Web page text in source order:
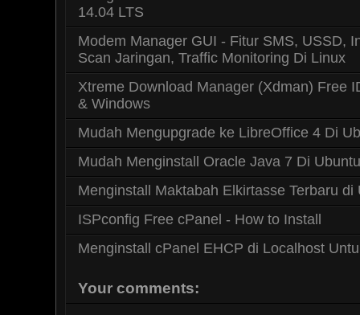
14.04 LTS
Modem Manager GUI - Fitur SMS, USSD,
Scan Jaringan, Traffic Monitoring Di Linux
Xtreme Download Manager (Xdman) Free
& Windows
Mudah Mengupgrade ke LibreOffice 4 Di
Mudah Menginstall Oracle Java 7 Di Ubuntu
Menginstall Maktabah Elkirtasse Terbaru di
ISPconfig Free cPanel - How to Install
Menginstall cPanel EHCP di Localhost
Your comments: